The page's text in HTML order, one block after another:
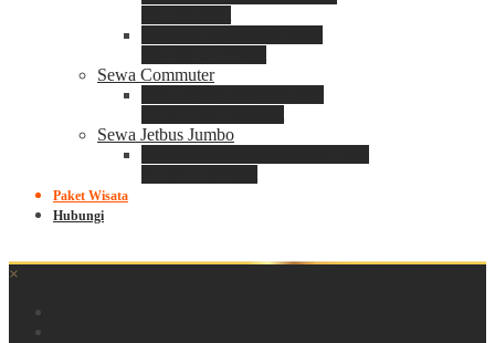
Sewa Commuter
Sewa Jetbus Jumbo
Paket Wisata
Hubungi
×